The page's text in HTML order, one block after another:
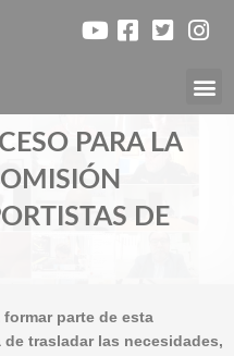
PARA LA
DE
parte de esta
trasladar las necesidades,